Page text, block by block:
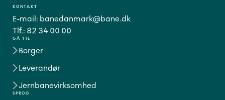
GÅ TIL
Borger
Leverandør
Jernbanevirksomhed
SPROG
KONTAKT
E-mail: banedanmark@bane.dk
Tlf.: 82 34 00 00